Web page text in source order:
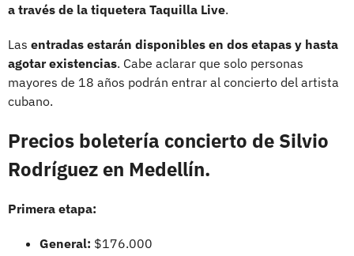
a través de la tiquetera Taquilla Live.
Las entradas estarán disponibles en dos etapas y hasta
agotar existencias. Cabe aclarar que solo personas
mayores de 18 años podrán entrar al concierto del artista
cubano.
Precios boletería concierto de Silvio
Rodríguez en Medellín.
Primera etapa:
General: $176.000